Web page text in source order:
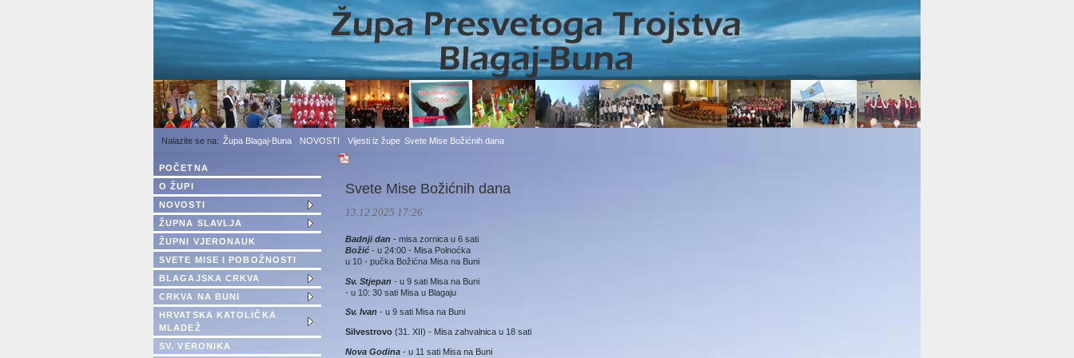
Župa Blagaj-Buna NOVOSTI Vijesti iz župe Svete Mise Božićnih dana
Svete Mise Božićnih dana
13.12.2025 17:26
Badnji dan - misa zornica u 6 sati
Božić - u 24:00 - Misa Polnoćka
u 10 - pučka Božićna Misa na Buni
Sv. Stjepan - u 9 sati Misa na Buni
- u 10: 30 sati Misa u Blagaju
Sv. Ivan - u 9 sati Misa na Buni
Silvestrovo (31. XII) - Misa zahvalnica u 18 sati
Nova Godina - u 11 sati Misa na Buni
POČETNA
O ŽUPI
NOVOSTI
ŽUPNA SLAVLJA
ŽUPNI VJERONAUK
SVETE MISE I POBOŽNOSTI
BLAGAJSKA CRKVA
CRKVA NA BUNI
HRVATSKA KATOLIČKA
MLADEŽ
SV. VERONIKA